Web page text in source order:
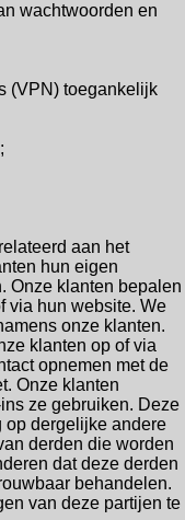
wachtwoorden en
(VPN) toegankelijk
aan het
hun eigen
Onze klanten bepalen
via hun website. We
onze klanten.
klanten op of via
opnemen met de
Onze klanten
ze gebruiken. Deze
op dergelijke andere
derden die worden
dat deze derden
behandelen.
van deze partijen te